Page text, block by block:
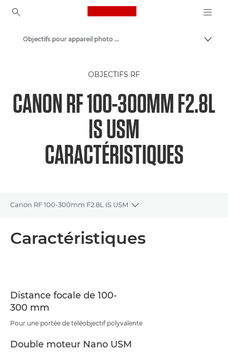
Canon Logo, back to
Objectifs pour appareil photo Canon
OBJECTIFS RF
CANON RF 100-300MM F2.8L
IS USM
CARACTÉRISTIQUES
Canon RF 100-300mm F2.8L IS USM
Toggle breadcrumbs
Caractéristiques
Distance focale de 100-
300 mm
Pour une portée de téléobjectif polyvalente
Double moteur Nano USM